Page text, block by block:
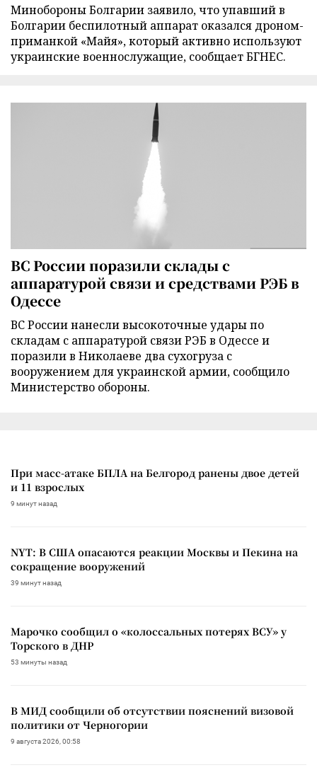
Минобороны Болгарии заявило, что упавший в
Болгарии беспилотный аппарат оказался дроном-
приманкой «Майя», который активно используют
украинские военнослужащие, сообщает БГНЕС.
ВС России поразили склады с
аппаратурой связи и средствами РЭБ в
Одессе
ВС России нанесли высокоточные удары по
складам с аппаратурой связи РЭБ в Одессе и
поразили в Николаеве два сухогруза с
вооружением для украинской армии, сообщило
Министерство обороны.
При масс-атаке БПЛА на Белгород ранены двое детей
и 11 взрослых
9 минут назад
NYT: В США опасаются реакции Москвы и Пекина на
сокращение вооружений
39 минут назад
Марочко сообщил о «колоссальных потерях ВСУ» у
Торского в ДНР
53 минуты назад
В МИД сообщили об отсутствии пояснений визовой
политики от Черногории
9 августа 2026, 00:58